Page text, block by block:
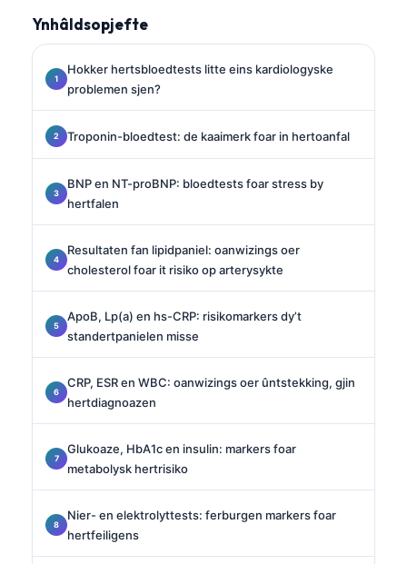
Ynhâldsopjefte
Hokker hertsbloedtests litte eins kardiologyske
problemen sjen?
Troponin-bloedtest: de kaaimerk foar in hertoanfal
BNP en NT-proBNP: bloedtests foar stress by
hertfalen
Resultaten fan lipidpaniel: oanwizings oer
cholesterol foar it risiko op arterysykte
ApoB, Lp(a) en hs-CRP: risikomarkers dy’t
standertpanielen misse
CRP, ESR en WBC: oanwizings oer ûntstekking, gjin
hertdiagnoazen
Glukoaze, HbA1c en insulin: markers foar
metabolysk hertrisiko
Nier- en elektrolyttests: ferburgen markers foar
hertfeiligens